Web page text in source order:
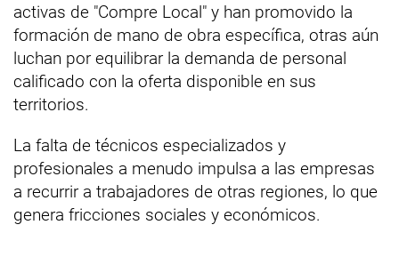
activas de "Compre Local" y han promovido la
formación de mano de obra específica, otras aún
luchan por equilibrar la demanda de personal
calificado con la oferta disponible en sus
territorios.
La falta de técnicos especializados y
profesionales a menudo impulsa a las empresas
a recurrir a trabajadores de otras regiones, lo que
genera fricciones sociales y económicos.